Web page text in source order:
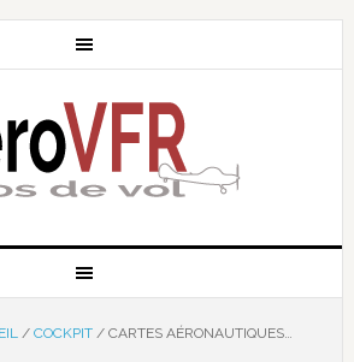
/ COCKPIT /CARTES AÉRONAUTIQUES…